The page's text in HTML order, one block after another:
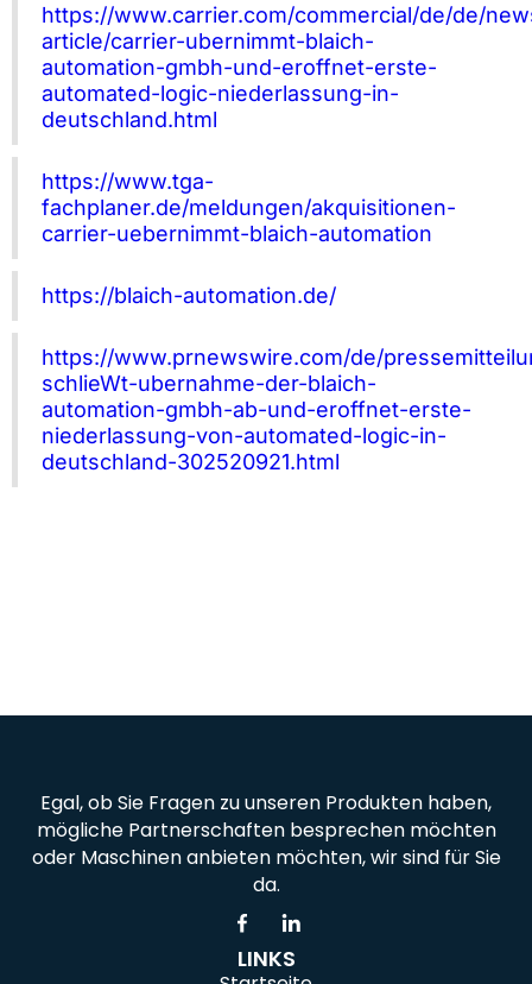
https://www.carrier.com/commercial/de/de/
article/carrier-ubernimmt-blaich-
automation-gmbh-und-eroffnet-erste-
automated-logic-niederlassung-in-
deutschland.html
https://www.tga-
fachplaner.de/meldungen/akquisitionen-
carrier-uebernimmt-blaich-automation
https://blaich-automation.de/
https://www.prnewswire.com/de/
schlieWt-ubernahme-der-blaich-
automation-gmbh-ab-und-eroffnet-erste-
niederlassung-von-automated-logic-in-
deutschland-302520921.html
Egal, ob Sie Fragen zu unseren Produkten haben,
mögliche Partnerschaften besprechen möchten
oder Maschinen anbieten möchten, wir sind für Sie
da.
LINKS